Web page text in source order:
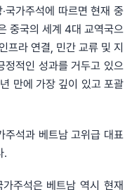
국가주석에 따르면 현재 중
중국의 세계 4대 교역국으
프라 연결, 민간 교류 및 지
정적인 성과를 거두고 있으
만에 가장 깊이 있고 포괄
주석과 베트남 고위급 대표
.
주석은 베트남 역시 현재